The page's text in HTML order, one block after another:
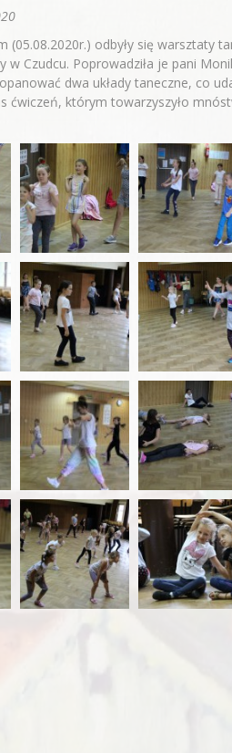
(05.08.2020r.) odbyły się warsztaty
w Czudcu. Poprowadziła je pani
dwa układy taneczne, co
ćwiczeń, którym towarzyszyło